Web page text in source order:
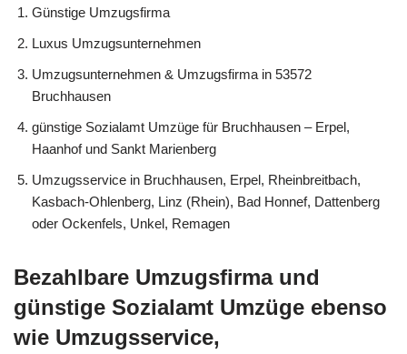
Günstige Umzugsfirma
Luxus Umzugsunternehmen
Umzugsunternehmen & Umzugsfirma in 53572
Bruchhausen
günstige Sozialamt Umzüge für Bruchhausen – Erpel,
Haanhof und Sankt Marienberg
Umzugsservice in Bruchhausen, Erpel, Rheinbreitbach,
Kasbach-Ohlenberg, Linz (Rhein), Bad Honnef, Dattenberg
oder Ockenfels, Unkel, Remagen
Bezahlbare Umzugsfirma und
günstige Sozialamt Umzüge ebenso
wie Umzugsservice,